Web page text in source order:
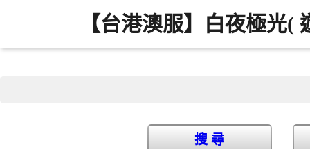
【台港澳服】白夜極光
搜 尋